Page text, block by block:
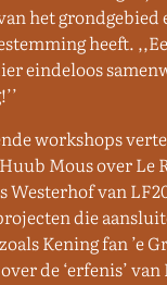
het grondgebied
heeft.
eindeloos
workshops
Mous over Le
Westerhof van
die
Kening fan ’e
de ‘erfenis’ van